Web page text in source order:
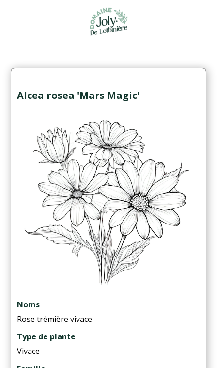
Alcea rosea 'Mars Magic'
Noms
Rose trémière vivace
Type de plante
Vivace